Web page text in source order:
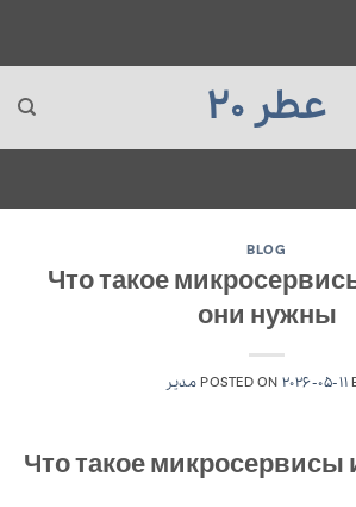
عطر 20
BLOG
Что такое
они нужны
POSTED ON 2026-05-11 مدیر
Что такое микросервисы